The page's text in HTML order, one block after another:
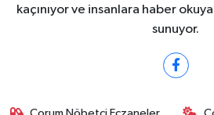
kaçınıyor ve insanlara haber
sunuyor.